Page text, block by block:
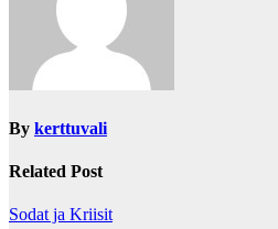
By kerttuvali
Related Post
Sodat ja Kriisit